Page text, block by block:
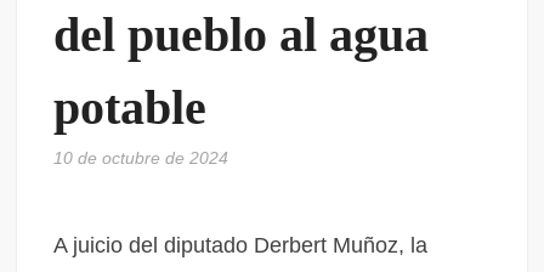
del pueblo al agua
potable
10 de octubre de 2024
A juicio del diputado Derbert Muñoz, la